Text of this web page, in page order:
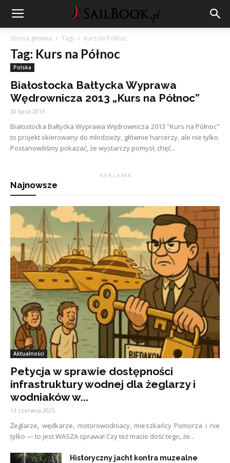
Strona główna Tagi Kurs na Północ
Tag: Kurs na Północ
Polska
Białostocka Bałtycka Wyprawa
Wędrownicza 2013 „Kurs na Północ”
30 lipca 2013
Białostocka Bałtycka Wyprawa Wędrownicza 2013 "Kurs na Północ"
to projekt skierowany do młodzieży, głównie harcerzy, ale nie tylko.
Postanowiliśmy pokazać, że wystarczy pomysł, chęć...
R E K L A M A
Najnowsze
Aktualności
Petycja w sprawie dostępności
infrastruktury wodnej dla żeglarzy i
wodniaków w...
13 czerwca 2025
Żeglarze, wędkarze, motorowodniacy, mieszkańcy Pomorza i nie
tylko — to jest WASZA sprawa! Czy też macie dość tego, że...
Historyczny jacht kontra muzealne